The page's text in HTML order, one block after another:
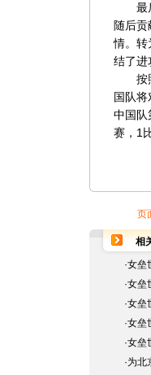
最后
随后
情。转
结了进
按照
国队
中国队
赛，1
页
相
·女垒
·女垒
·女垒
·女垒
·女垒
·为北